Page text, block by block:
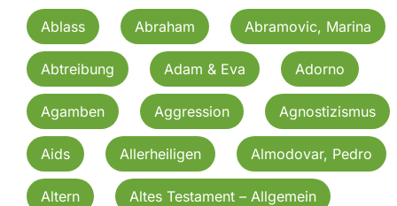
Ablass Abraham Abramovic, Marina
Abtreibung Adam & Eva Adorno
Agamben Aggression Agnostizismus
Aids Allerheiligen Almodovar, Pedro
Altern Altes Testament – Allgemein